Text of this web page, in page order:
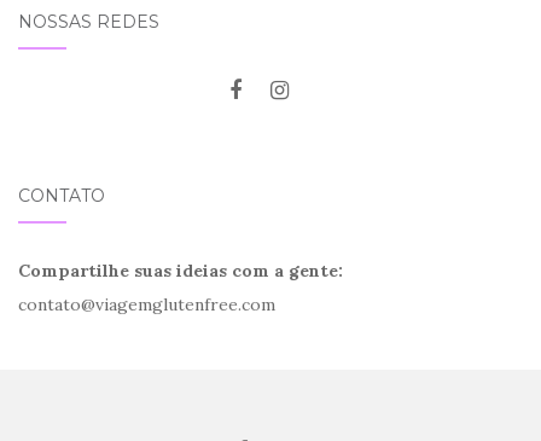
NOSSAS REDES
CONTATO
Compartilhe suas ideias com a gente:
contato@viagemglutenfree.com